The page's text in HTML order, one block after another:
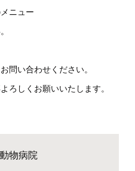
ニュー
問い合わせください。
ろしくお願いいたします。
物病院